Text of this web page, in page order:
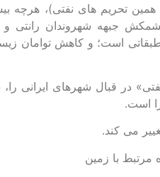
همین تحریم های نفتی)، هرچه
جبهه شهروندان
است؛ و کاهش توامان
در قبال شهرهای ایرانی را،
‌است.
می‌ کند.
با زمین